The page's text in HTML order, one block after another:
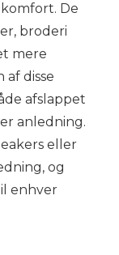
De
broderi
mere
disse
afslappet
anledning.
eller
og
enhver